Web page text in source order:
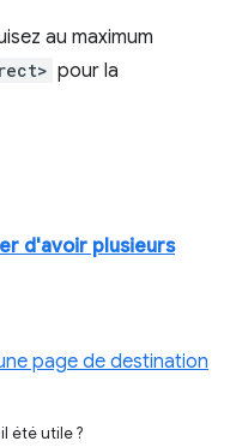
au maximum
pour la
d'avoir plusieurs
page de destination
été utile ?